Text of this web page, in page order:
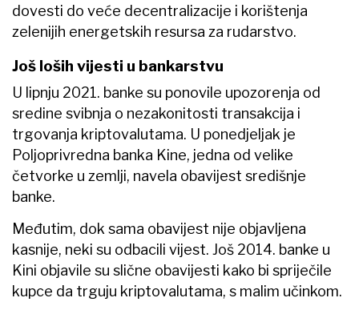
dovesti do veće decentralizacije i korištenja
zelenijih energetskih resursa za rudarstvo.
Još loših vijesti u bankarstvu
U lipnju 2021. banke su ponovile upozorenja od
sredine svibnja o nezakonitosti transakcija i
trgovanja kriptovalutama. U ponedjeljak je
Poljoprivredna banka Kine, jedna od velike
četvorke u zemlji, navela obavijest središnje
banke.
Međutim, dok sama obavijest nije objavljena
kasnije, neki su odbacili vijest. Još 2014. banke u
Kini objavile su slične obavijesti kako bi spriječile
kupce da trguju kriptovalutama, s malim učinkom.